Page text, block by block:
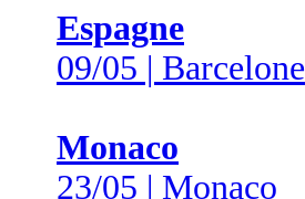
Espagne
09/05 | Barcelone
Monaco
23/05 | Monaco